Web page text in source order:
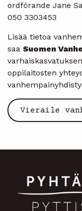
ordförande Jane
050 3303453
Lisää tietoa
saa Suomen
oppilaitosten
Vieraile